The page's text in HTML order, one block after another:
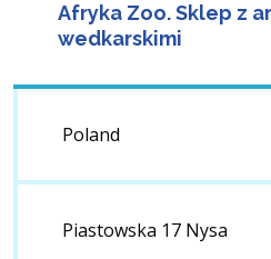
Afryka Zoo. Sklep z
wedkarskimi
Poland
Piastowska 17 Nysa